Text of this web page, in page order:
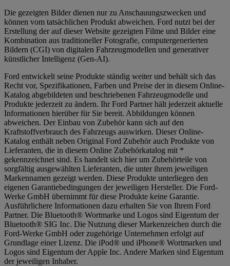
Die gezeigten Bilder dienen nur zu Anschauungszwecken und
können vom tatsächlichen Produkt abweichen. Ford nutzt bei der
Erstellung der auf dieser Website gezeigten Filme und Bilder eine
Kombination aus traditioneller Fotografie, computergenerierten
Bildern (CGI) von digitalen Fahrzeugmodellen und generativer
künstlicher Intelligenz (Gen-AI).
Ford entwickelt seine Produkte ständig weiter und behält sich das
Recht vor, Spezifikationen, Farben und Preise der in diesem Online-
Katalog abgebildeten und beschriebenen Fahrzeugmodelle und
Produkte jederzeit zu ändern. Ihr Ford Partner hält jederzeit aktuelle
Informationen hierüber für Sie bereit. Abbildungen können
abweichen. Der Einbau von Zubehör kann sich auf den
Kraftstoffverbrauch des Fahrzeugs auswirken. Dieser Online-
Katalog enthält neben Original Ford Zubehör auch Produkte von
Lieferanten, die in diesem Online Zubehörkatalog mit *
gekennzeichnet sind. Es handelt sich hier um Zubehörteile von
sorgfältig ausgewählten Lieferanten, die unter ihrem jeweiligen
Markennamen gezeigt werden. Diese Produkte unterliegen den
eigenen Garantiebedingungen der jeweiligen Hersteller. Die Ford-
Werke GmbH übernimmt für diese Produkte keine Garantie.
Ausführlichere Informationen dazu erhalten Sie von Ihrem Ford
Partner. Die Bluetooth® Wortmarke und Logos sind Eigentum der
Bluetooth® SIG Inc. Die Nutzung dieser Markenzeichen durch die
Ford-Werke GmbH oder zugehörige Unternehmen erfolgt auf
Grundlage einer Lizenz. Die iPod® und iPhone® Wortmarken und
Logos sind Eigentum der Apple Inc. Andere Marken sind Eigentum
der jeweiligen Inhaber.